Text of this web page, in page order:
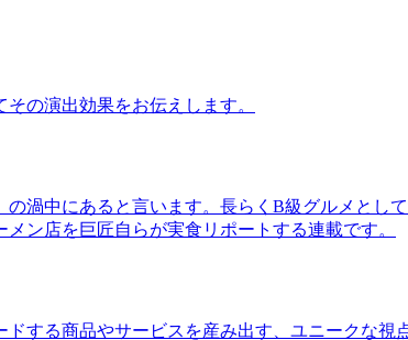
の演出効果をお伝えします。
渦中にあると言います。長らくB級グルメとし
ン店を巨匠自らが実食リポートする連載です。
する商品やサービスを産み出す、ユニークな